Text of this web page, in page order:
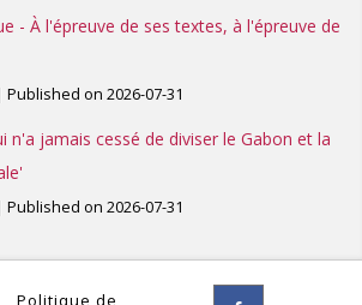
- À l'épreuve de ses textes, à l'épreuve de
Published on 2026-07-31
n'a jamais cessé de diviser le Gabon et la
Published on 2026-07-31
Politique de